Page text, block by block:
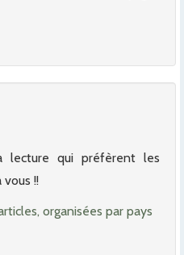
lecture qui préfèrent les
vous !!
organisées par pays